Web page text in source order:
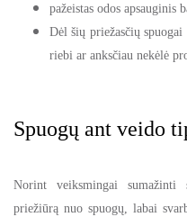
pažeistas odos apsauginis
Dėl šių priežasčių
riebi ar anksčiau nekėlė
Spuogų ant veido
Norint veiksmingai
priežiūrą nuo spuogų, labai